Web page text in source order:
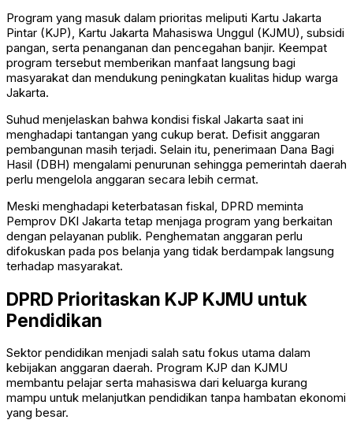
Program yang masuk dalam prioritas meliputi Kartu Jakarta
Pintar (KJP), Kartu Jakarta Mahasiswa Unggul (KJMU), subsidi
pangan, serta penanganan dan pencegahan banjir. Keempat
program tersebut memberikan manfaat langsung bagi
masyarakat dan mendukung peningkatan kualitas hidup warga
Jakarta.
Suhud menjelaskan bahwa kondisi fiskal Jakarta saat ini
menghadapi tantangan yang cukup berat. Defisit anggaran
pembangunan masih terjadi. Selain itu, penerimaan Dana Bagi
Hasil (DBH) mengalami penurunan sehingga pemerintah daerah
perlu mengelola anggaran secara lebih cermat.
Meski menghadapi keterbatasan fiskal, DPRD meminta
Pemprov DKI Jakarta tetap menjaga program yang berkaitan
dengan pelayanan publik. Penghematan anggaran perlu
difokuskan pada pos belanja yang tidak berdampak langsung
terhadap masyarakat.
DPRD Prioritaskan KJP KJMU untuk
Pendidikan
Sektor pendidikan menjadi salah satu fokus utama dalam
kebijakan anggaran daerah. Program KJP dan KJMU
membantu pelajar serta mahasiswa dari keluarga kurang
mampu untuk melanjutkan pendidikan tanpa hambatan ekonomi
yang besar.